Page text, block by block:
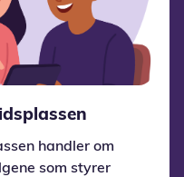
handler om
som styrer